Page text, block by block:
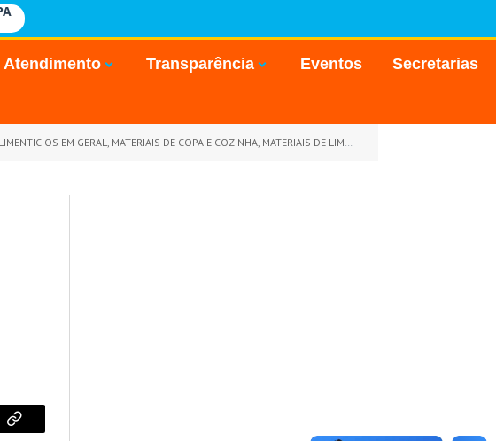
Atendimento Transparência Eventos Secretarias
DE LIMPEZA E HIGIENIZAÇÃO PARA TODAS AS UNIDADES ADMINISTRATIVAS DA PREFEITURA MUNICIPAL DE GOIANÉSIA DO PARÁ)
Copy